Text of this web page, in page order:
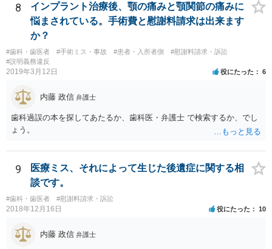
8
インプラント治療後、顎の痛みと顎関節の痛みに
悩まされている。手術費と慰謝料請求は出来ます
か？
#歯科・歯医者 #手術ミス・事故 #患者・入所者側
#慰謝料請求・訴訟
#説明義務違反
2019年3月12日 役にたった 6
内藤 政信 弁護士
歯科過誤の本を探してあたるか、歯科医・弁護士 で検索するか、でし
ょう。
9
医療ミス、それによって生じた後遺症に関する相
談です。
#歯科・歯医者 #慰謝料請求・訴訟
2018年12月16日 役にたった 10
内藤 政信 弁護士